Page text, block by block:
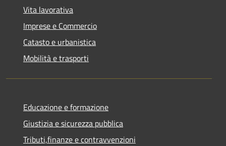
Vita lavorativa
Imprese e Commercio
Catasto e urbanistica
Mobilità e trasporti
Educazione e formazione
Giustizia e sicurezza pubblica
Tributi,finanze e contravvenzioni